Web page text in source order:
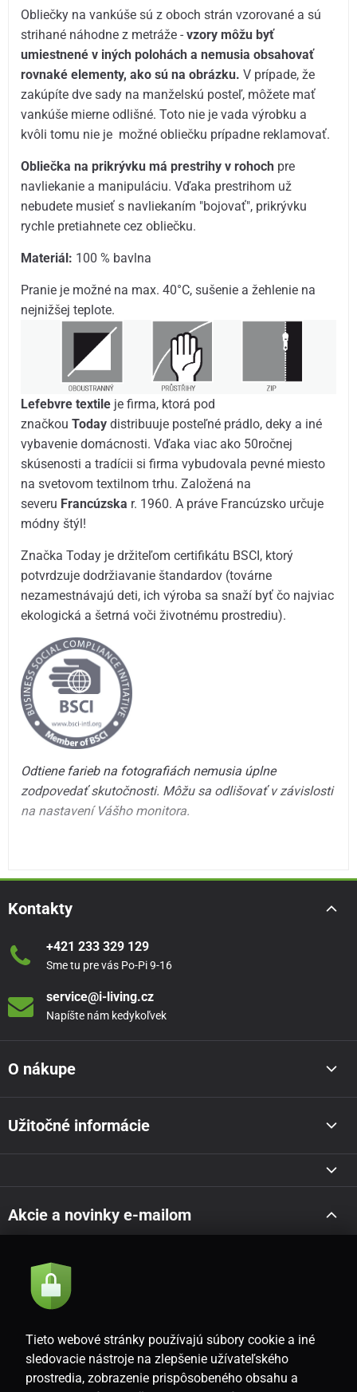
Obliečky na vankúše sú z oboch strán vzorované a sú
strihané náhodne z metráže -vzory môžu byť
umiestnené v iných polohách a nemusia obsahovať
rovnaké elementy, ako sú na obrázku. V prípade, že
zakúpíte dve sady na manželskú posteľ, môžete mať
vankúše mierne odlišné. Toto nie je vada výrobku a
kvôli tomu nie je možné obliečku prípadne reklamovať.
Obliečka na prikrývku má prestrihy v rohoch pre
navliekanie a manipuláciu. Vďaka prestrihom už
nebudete musieť s navliekaním "bojovať", prikrývku
rychle pretiahnete cez obliečku.
Materiál: 100 % bavlna
Pranie je možné na max. 40°C, sušenie a žehlenie na
nejnižšej teplote.
Lefebvre textile je firma, ktorá pod
značkouTodaydistribuuje posteľné prádlo, deky a iné
vybavenie domácnosti. Vďaka viac ako 50ročnej
skúsenosti a tradícii si firma vybudovala pevné miesto
na svetovom textilnom trhu. Založená na
severu Francúzska r. 1960. A práve Francúzsko určuje
módny štýl!
Značka Today je držiteľom certifikátu BSCI, ktorý
potvrdzuje dodržiavanie štandardov (továrne
nezamestnávajú deti, ich výroba sa snaží byť čo najviac
ekologická a šetrná voči životnému prostrediu).
Odtiene farieb na fotografiách nemusia úplne
zodpovedať skutočnosti. Môžu sa odlišovať v závislosti
na nastavení Vášho monitora.
Kontakty
+421 233 329 129
Sme tu pre vás Po-Pi 9-16
service@i-living.cz
Napíšte nám kedykoľvek
O nákupe
Užitočné informácie
Akcie a novinky e-mailom
Súhlasím so
SK
Tieto webové stránky používajú súbory cookie a iné
sledovacie nástroje na zlepšenie užívateľského
prostredia, zobrazenie prispôsobeného obsahu a